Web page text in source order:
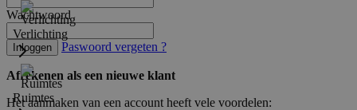
Verlichting
Ruimtes
Wachtwoord
Inloggen Paswoord vergeten ?
Afrekenen als een nieuwe klant
Het aanmaken van een account heeft vele voordelen: